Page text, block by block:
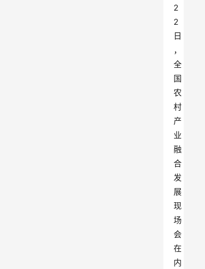
2
2
日
，
全
国
农
村
产
业
融
合
发
展
现
场
会
在
内